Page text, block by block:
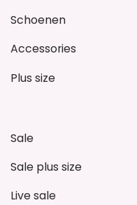
Schoenen
Accessories
Plus size
Sale
Sale plus size
Live sale